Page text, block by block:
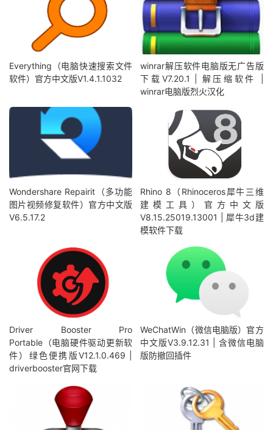
Everything（电脑快速搜索文件
软件）官方中文版V1.4.1.1032
winrar解压软件电脑版无广告版
下载V7.20.1 | 解压缩软件 |
winrar电脑版烈火汉化
Wondershare Repairit（多功能
图片视频修复软件）官方中文版
V6.5.17.2
Rhino 8（Rhinoceros犀牛三维
建模工具）官方中文版
V8.15.25019.13001 | 犀牛3d建
模软件下载
Driver Booster Pro
Portable（电脑硬件驱动更新软
件）绿色便携版V12.1.0.469 |
driverbooster官网下载
WeChatWin（微信电脑版）官方
中文版V3.9.12.31 | 含微信电脑
版防撤回插件